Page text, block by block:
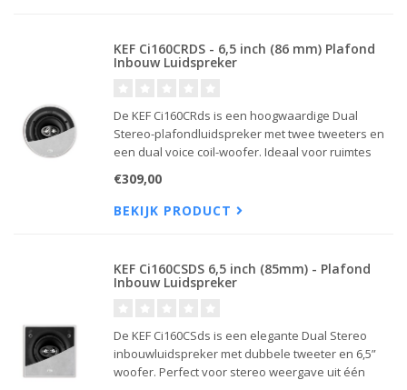
KEF Ci160CRDS - 6,5 inch (86 mm) Plafond
Inbouw Luidspreker
De KEF Ci160CRds is een hoogwaardige Dual
Stereo-plafondluidspreker met twee tweeters en
een dual voice coil-woofer. Ideaal voor ruimtes
geplaatst, met breed, helder en vol stereogeluid.
€309,00
BEKIJK PRODUCT
KEF Ci160CSDS 6,5 inch (85mm) - Plafond
Inbouw Luidspreker
De KEF Ci160CSds is een elegante Dual Stereo
inbouwluidspreker met dubbele tweeter en 6,5”
woofer. Perfect voor stereo weergave uit één